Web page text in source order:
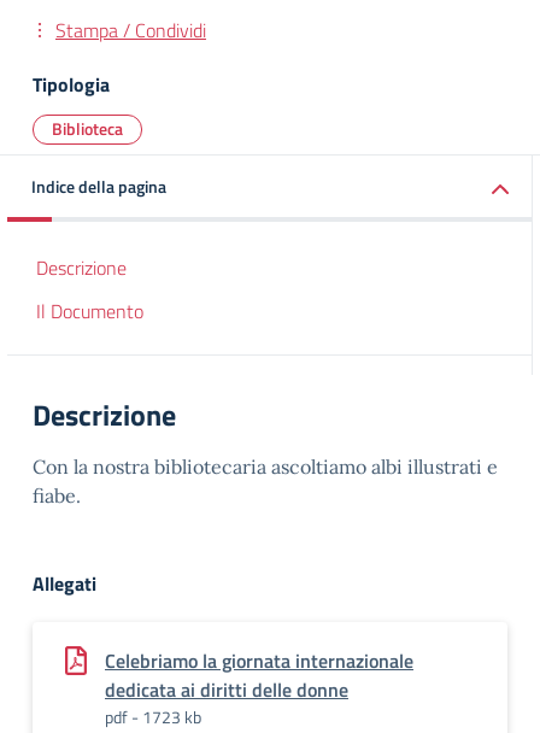
Stampa / Condividi
Tipologia
Biblioteca
Indice della pagina
Descrizione
Il Documento
Descrizione
Con la nostra bibliotecaria ascoltiamo albi illustrati e
fiabe.
Allegati
Celebriamo la giornata internazionale
dedicata ai diritti delle donne
pdf - 1723 kb